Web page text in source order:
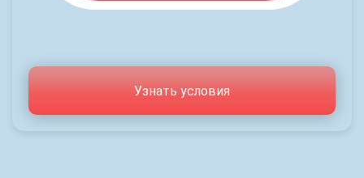
Узнать условия